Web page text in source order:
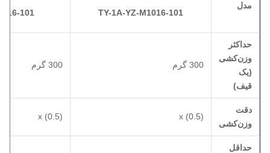
مدل
TY-1A-YZ-M1016-101
101
حداکثر
وزن‌کشی
(یک
قیف)
300 گرم 300 گرم
دقت
وزن‌کشی
x (0.5)
x (0.5)
حداقل